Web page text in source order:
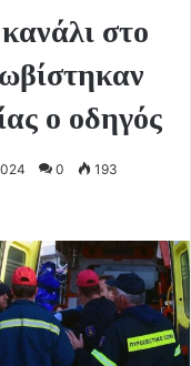
στο
ο οδηγός
0 193